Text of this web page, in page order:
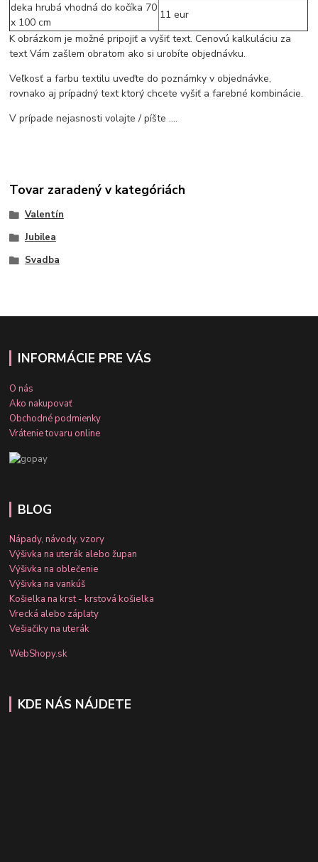
deka hrubá vhodná do kočíka 70
x 100 cm
11 eur
K obrázkom je možné pripojiť a vyšiť text. Cenovú kalkuláciu za
text Vám zašlem obratom ako si urobíte objednávku.
Veľkosť a farbu textilu uveďte do poznámky v objednávke,
rovnako aj prípadný text ktorý chcete vyšiť a farebné kombinácie.
V prípade nejasnosti volajte / píšte ....
Tovar zaradený v kategóriách
Valentín
Jubilea
Svadba
INFORMÁCIE PRE VÁS
O nás
Ako nakupovať
Obchodné podmienky
Vrátenie tovaru online
BLOG
Nápady, návody, vzory
Výšivka na uterák alebo župan
Výšivka na oblečenie
Výšivka na vankúš
Košielka na krst - krstová košielka
Vrecká alebo záplaty
Vešiačiky na uterák
WebShopy.sk
KDE NÁS NÁJDETE